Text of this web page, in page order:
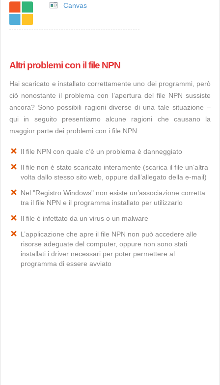
Canvas
Altri problemi con il file NPN
Hai scaricato e installato correttamente uno dei programmi, però
ciò nonostante il problema con l’apertura del file NPN sussiste
ancora? Sono possibili ragioni diverse di una tale situazione –
qui in seguito presentiamo alcune ragioni che causano la
maggior parte dei problemi con i file NPN:
Il file NPN con quale c’è un problema è danneggiato
Il file non è stato scaricato interamente (scarica il file un’altra
volta dallo stesso sito web, oppure dall’allegato della e-mail)
Nel "Registro Windows" non esiste un’associazione corretta
tra il file NPN e il programma installato per utilizzarlo
Il file è infettato da un virus o un malware
L’applicazione che apre il file NPN non può accedere alle
risorse adeguate del computer, oppure non sono stati
installati i driver necessari per poter permettere al
programma di essere avviato